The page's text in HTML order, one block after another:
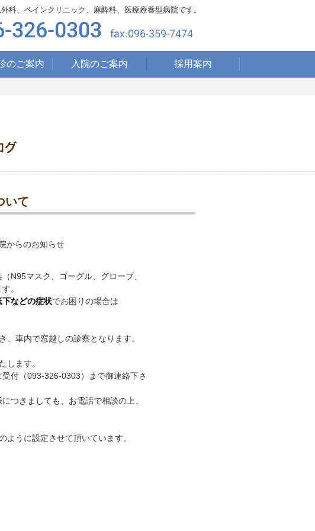
科、ペインクリニック、麻酔科、医療療養型病院です。
のご案内 入院のご案内 採用案内
いて
からのお知らせ
N95マスク、ゴーグル、グローブ、
。
などの症状でお困りの場合は
、車内で窓越しの診察となります。
します。
付（093-326-0303）まで御連絡下さ
につきましても、お電話で相談の上、
ように設定させて頂いています。